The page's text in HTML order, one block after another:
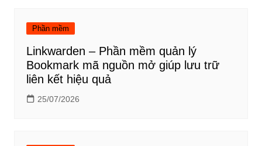
viếtPhần mềm
Linkwarden – Phần mềm quản lý
Bookmark mã nguồn mở giúp lưu trữ
liên kết hiệu quả
25/07/2026